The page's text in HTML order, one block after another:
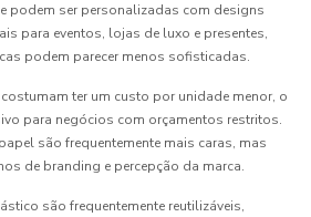
podem ser personalizadas com designs
para eventos, lojas de luxo e presentes,
podem parecer menos sofisticadas.
ter um custo por unidade menor, o
para negócios com orçamentos restritos.
são frequentemente mais caras, mas
de branding e percepção da marca.
são frequentemente reutilizáveis,